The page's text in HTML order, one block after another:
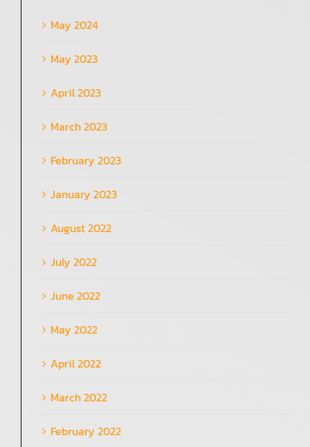
May 2024
May 2023
April 2023
March 2023
February 2023
January 2023
August 2022
July 2022
June 2022
May 2022
April 2022
March 2022
February 2022